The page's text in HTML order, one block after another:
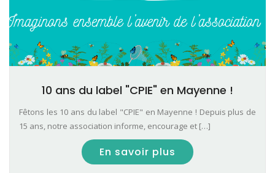
10 ans du label "CPIE" en Mayenne !
Fêtons les 10 ans du label "CPIE" en Mayenne ! Depuis plus de
15 ans, notre association informe, encourage et […]
En savoir plus